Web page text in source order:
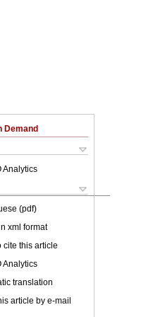
Demand
Analytics
(pdf)
xml format
cite this article
Analytics
translation
article by e-mail